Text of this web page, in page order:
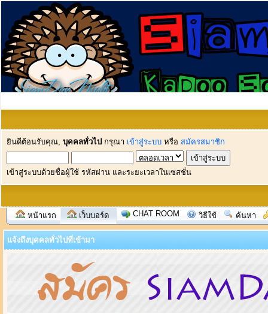
ยินดีต้อนรับคุณ, บุคคลทั่วไป กรุณา เข้าสู่ระบบ หรือ สมัครสมาชิก
เข้าสู่ระบบด้วยชื่อผู้ใช้ รหัสผ่าน และระยะเวลาในเซสชั่น
หน้าแรก เว็บบอร์ด CHAT ROOM วิธีใช้ ค้นหา
แจ้งถึงบุคคลทั่วไปที่เข้ามา